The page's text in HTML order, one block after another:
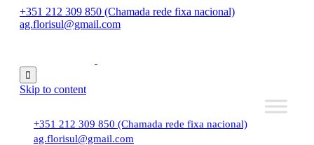
+351 212 309 850 (Chamada rede fixa nacional)
ag.florisul@gmail.com

Skip to content
+351 212 309 850 (Chamada rede fixa nacional)
ag.florisul@gmail.com